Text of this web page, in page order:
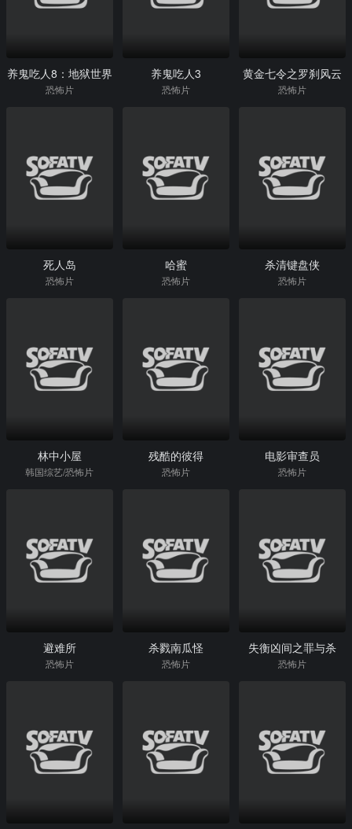
养鬼吃人8：地狱世界
恐怖片
养鬼吃人3
恐怖片
黄金七令之罗刹风云
恐怖片
死人岛
恐怖片
哈蜜
恐怖片
杀清键盘侠
恐怖片
林中小屋
韩国综艺/恐怖片
残酷的彼得
恐怖片
电影审查员
恐怖片
避难所
恐怖片
杀戮南瓜怪
恐怖片
失衡凶间之罪与杀
恐怖片